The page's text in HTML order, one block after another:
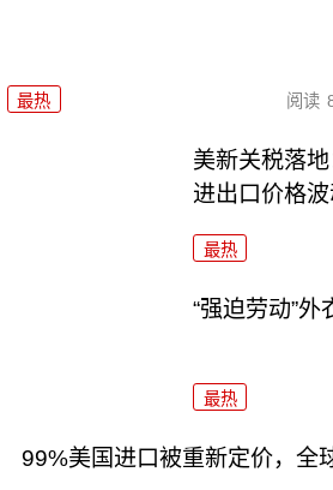
最热 阅读
美新关税落
进出口价格波
最热
“强迫劳动”
最热
99%美国进口被重新定价，全